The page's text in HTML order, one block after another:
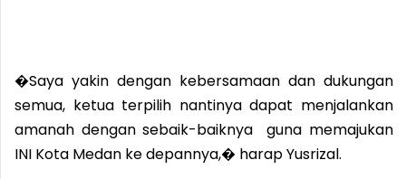
�Saya yakin dengan kebersamaan dan dukungan
semua, ketua terpilih nantinya dapat menjalankan
amanah dengan sebaik-baiknya guna memajukan
INI Kota Medan ke depannya,� harap Yusrizal.